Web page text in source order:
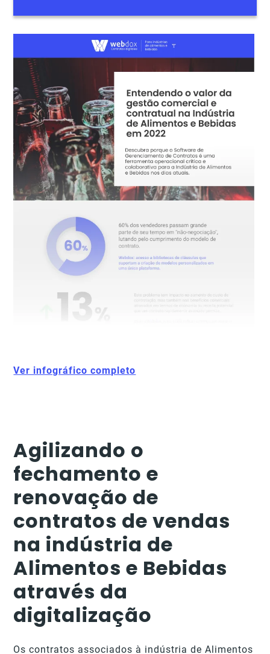
Ver infográfico completo
Agilizando o
fechamento e
renovação de
contratos de vendas
na indústria de
Alimentos e Bebidas
através da
digitalização
Os contratos associados à indústria de Alimentos